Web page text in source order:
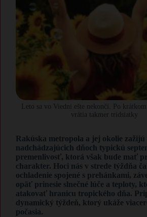
Leto sa vo Viedni ešte nekončí. Po
vrátia takmer tridsiatky
Rakúska metropola a jej okolie zažijú
nadchádzajúcich dňoch typickú
premenlivosť, ktorá však bude mať
charakter. Hoci nás v strede týždňa
ochladenie spojené s prehánkami,
opäť prinesie slnečné lúče a teploty,
atakovať hranicu tropického dňa.
dynamický týždeň, ktorý ukáže
počasia.